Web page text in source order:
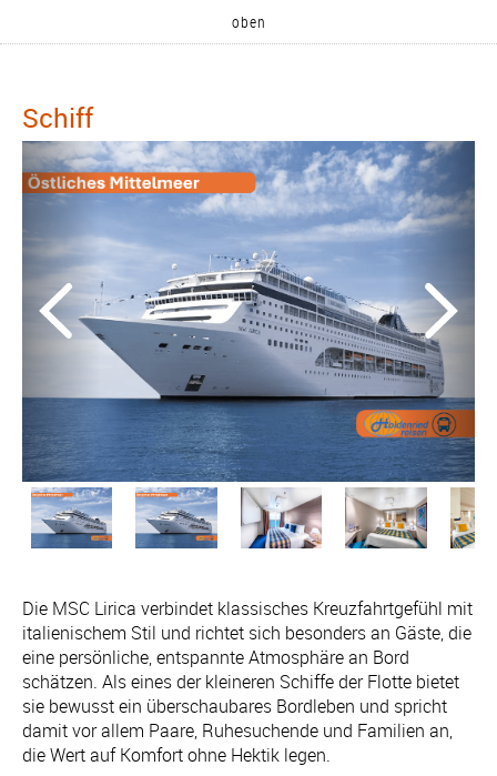
oben
Schiff
Die MSC Lirica verbindet klassisches Kreuzfahrtgefühl mit
italienischem Stil und richtet sich besonders an Gäste, die
eine persönliche, entspannte Atmosphäre an Bord
schätzen. Als eines der kleineren Schiffe der Flotte bietet
sie bewusst ein überschaubares Bordleben und spricht
damit vor allem Paare, Ruhesuchende und Familien an,
die Wert auf Komfort ohne Hektik legen.